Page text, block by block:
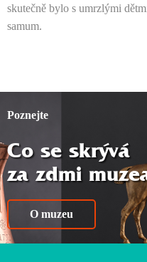
skutečně bylo s umrzlými
samum.
Poznejte
Co se skrývá
za zdmi
O muzeu